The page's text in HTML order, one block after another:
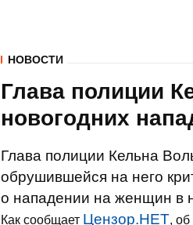
НОВОСТИ
Глава полиции
новогодних
Глава полиции Кельна
обрушившейся на него
о нападении на женщин в
Как сообщает Цензор.НЕТ,